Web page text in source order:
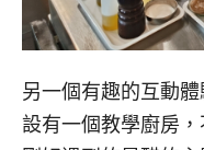
另一個有趣的互動體
設有一個教學廚房